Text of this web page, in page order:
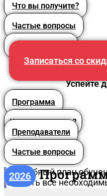
Что вы получите?
Частые вопросы
Преподаватели
Записаться со
Успейте
Программа
Что вы получите?
Преподаватели
Частые вопросы
2026
Подробный план
освоить все